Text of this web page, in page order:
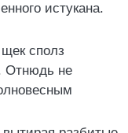
истукана.
сполз
Отнюдь не